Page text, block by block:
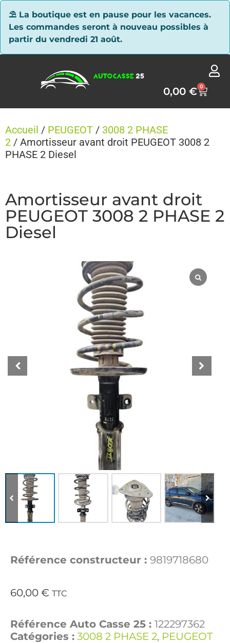
⛱ La boutique est en pause pour les vacances.
Les commandes seront à nouveau possibles à
partir du vendredi 21 août.
0,00€ 0
Accueil / PEUGEOT / 3008 2 PHASE
2 / Amortisseur avant droit PEUGEOT 3008 2
PHASE 2 Diesel
Amortisseur avant droit
PEUGEOT 3008 2 PHASE 2
Diesel
Référence constructeur : 9819718680
60,00 € TTC
Référence Auto Casse 25 : 122297362
Catégories : 3008 2 PHASE 2, PEUGEOT
Panneau de gestion des cookies